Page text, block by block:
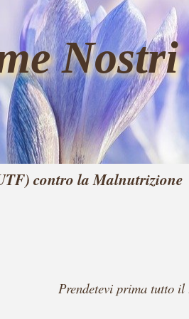
contro la Malnutrizione
Prendetevi prima tutto il